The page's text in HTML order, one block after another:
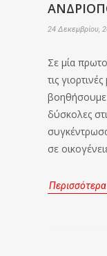
24 Δεκεμβρίου,
Σε μία
τις
βοηθήσουμε
δύσκολες
σε
Περισσότερα